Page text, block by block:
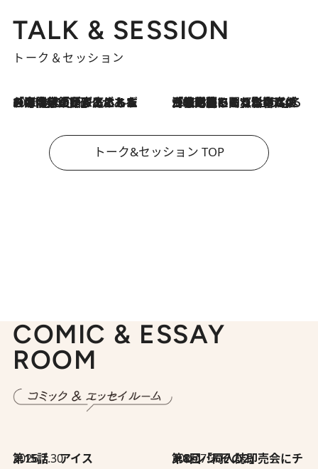
TALK & SESSION
トーク＆セッション
2026.8.3
「今後値上げがあるとすれば…」「リスクがあるのは今年の冬」エネルギー専門家が語る、ホルムズ海峡封鎖が家庭にもたらす“ある心配” 2026.8.3
「住宅建てられない…」「サーチャージ料の高値が続いている」ホルムズ海峡封鎖による影響はいつまで続く？《エネルギー専門家に聞く“どうなる日本の暮らし”》
トーク&セッション TOP
COMIC & ESSAY
ROOM
2026.7.30
第15話 アイス 2026.7.30
第8回「同人誌即売会にチャレンジ その2」